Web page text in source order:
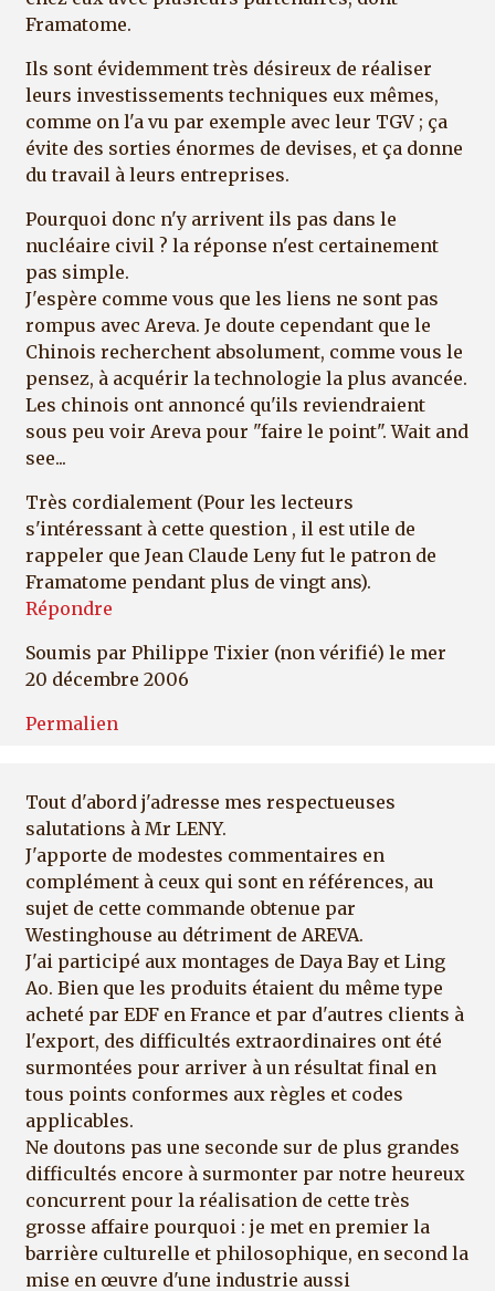
Framatome.
Ils sont évidemment très désireux de réaliser
leurs investissements techniques eux mêmes,
comme on l'a vu par exemple avec leur TGV ; ça
évite des sorties énormes de devises, et ça donne
du travail à leurs entreprises.
Pourquoi donc n'y arrivent ils pas dans le
nucléaire civil ? la réponse n'est certainement
pas simple.
J'espère comme vous que les liens ne sont pas
rompus avec Areva. Je doute cependant que le
Chinois recherchent absolument, comme vous le
pensez, à acquérir la technologie la plus avancée.
Les chinois ont annoncé qu'ils reviendraient
sous peu voir Areva pour "faire le point". Wait and
see...
Très cordialement (Pour les lecteurs
s'intéressant à cette question , il est utile de
rappeler que Jean Claude Leny fut le patron de
Framatome pendant plus de vingt ans).
Répondre
Soumis par Philippe Tixier (non vérifié) le mer
20 décembre 2006
Permalien
Tout d'abord j'adresse mes respectueuses
salutations à Mr LENY.
J'apporte de modestes commentaires en
complément à ceux qui sont en références, au
sujet de cette commande obtenue par
Westinghouse au détriment de AREVA.
J'ai participé aux montages de Daya Bay et Ling
Ao. Bien que les produits étaient du même type
acheté par EDF en France et par d'autres clients à
l'export, des difficultés extraordinaires ont été
surmontées pour arriver à un résultat final en
tous points conformes aux règles et codes
applicables.
Ne doutons pas une seconde sur de plus grandes
difficultés encore à surmonter par notre heureux
concurrent pour la réalisation de cette très
grosse affaire pourquoi : je met en premier la
barrière culturelle et philosophique, en second la
mise en œuvre d'une industrie aussi